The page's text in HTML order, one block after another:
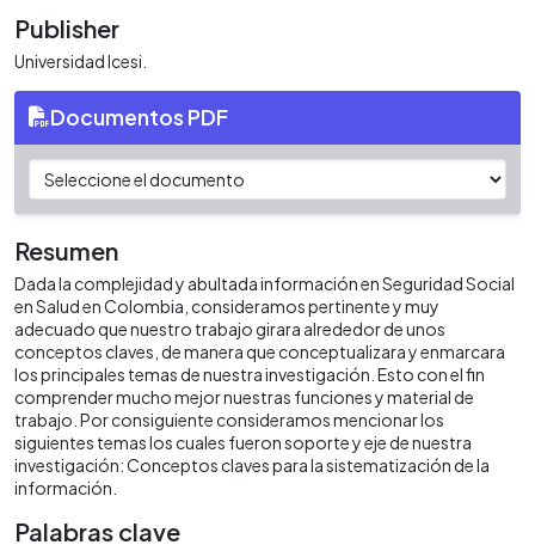
Publisher
Universidad Icesi.
Documentos PDF
Resumen
Dada la complejidad y abultada información en Seguridad Social
en Salud en Colombia, consideramos pertinente y muy
adecuado que nuestro trabajo girara alrededor de unos
conceptos claves, de manera que conceptualizara y enmarcara
los principales temas de nuestra investigación. Esto con el fin
comprender mucho mejor nuestras funciones y material de
trabajo. Por consiguiente consideramos mencionar los
siguientes temas los cuales fueron soporte y eje de nuestra
investigación: Conceptos claves para la sistematización de la
información.
Palabras clave